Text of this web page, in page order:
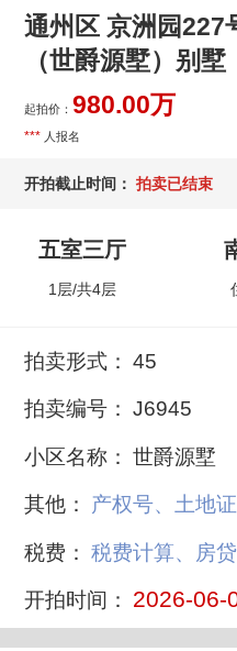
通州区 京洲园227
（世爵源墅）别墅
起拍价： 980.00万
*** 人报名
开拍截止时间： 拍卖已结束
五室三厅
1层/共4层
拍卖形式： 45
拍卖编号： J6945
小区名称： 世爵源墅
其他： 产权号、土地
税费： 税费计算、房
开拍时间： 2026-06-